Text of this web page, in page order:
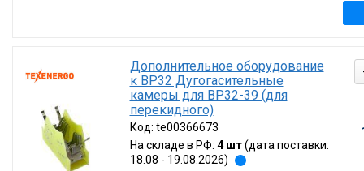
Дополнительное оборудование
к ВР32 Дугогасительные
камеры для ВР32-39 (для
перекидного)
Код: te00366673
На складе в РФ: 4 шт (дата поставки:
18.08 - 19.08.2026)
i